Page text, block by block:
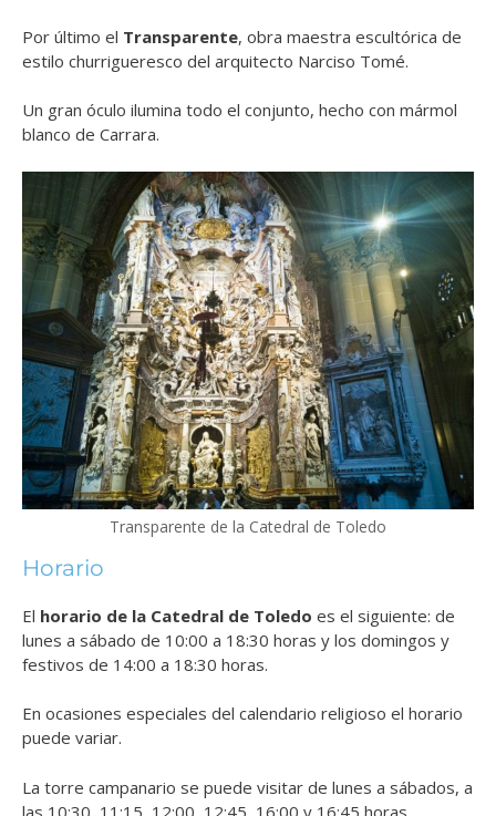
Por último el Transparente, obra maestra escultórica de
estilo churrigueresco del arquitecto Narciso Tomé.
Un gran óculo ilumina todo el conjunto, hecho con mármol
blanco de Carrara.
Transparente de la Catedral de Toledo
Horario
El horario de la Catedral de Toledo es el siguiente: de
lunes a sábado de 10:00 a 18:30 horas y los domingos y
festivos de 14:00 a 18:30 horas.
En ocasiones especiales del calendario religioso el horario
puede variar.
La torre campanario se puede visitar de lunes a sábados, a
las 10:30, 11:15, 12:00, 12:45, 16:00 y 16:45 horas.